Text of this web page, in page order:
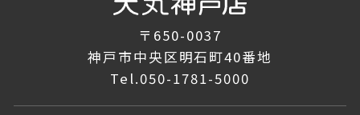
〒650-0037
神戸市中央区明石町40番地
Tel.050-1781-5000